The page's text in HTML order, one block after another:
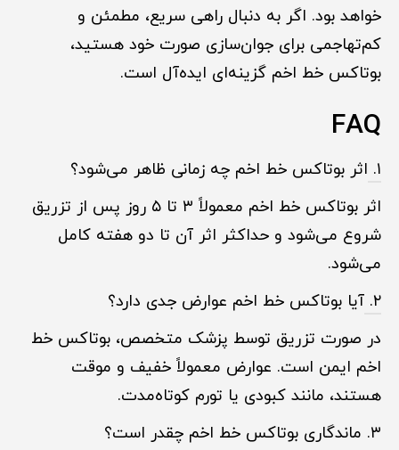
خواهد بود. اگر به دنبال راهی سریع، مطمئن و
کم‌تهاجمی برای جوان‌سازی صورت خود هستید،
بوتاکس خط اخم گزینه‌ای ایده‌آل است.
FAQ
۱. اثر بوتاکس خط اخم چه زمانی ظاهر می‌شود؟
اثر بوتاکس خط اخم معمولاً ۳ تا ۵ روز پس از تزریق
شروع می‌شود و حداکثر اثر آن تا دو هفته کامل
می‌شود.
۲. آیا بوتاکس خط اخم عوارض جدی دارد؟
در صورت تزریق توسط پزشک متخصص، بوتاکس خط
اخم ایمن است. عوارض معمولاً خفیف و موقت
هستند، مانند کبودی یا تورم کوتاه‌مدت.
۳. ماندگاری بوتاکس خط اخم چقدر است؟